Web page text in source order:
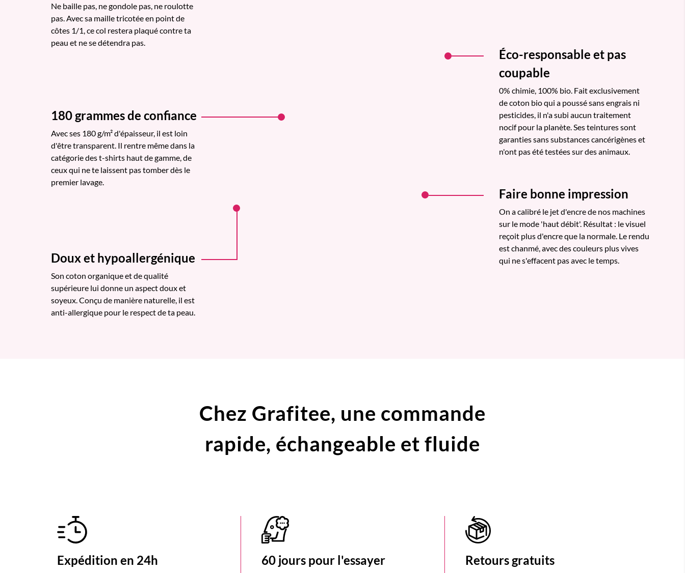
Ne baille pas, ne gondole pas, ne roulotte
pas. Avec sa maille tricotée en point de
côtes 1/1, ce col restera plaqué contre ta
peau et ne se détendra pas.
Éco-responsable et pas
coupable
0% chimie, 100% bio. Fait exclusivement
de coton bio qui a poussé sans engrais ni
pesticides, il n'a subi aucun traitement
nocif pour la planète. Ses teintures sont
garanties sans substances cancérigènes et
n'ont pas été testées sur des animaux.
180 grammes de confiance
Avec ses 180 g/m² d'épaisseur, il est loin
d'être transparent. Il rentre même dans la
catégorie des t-shirts haut de gamme, de
ceux qui ne te laissent pas tomber dès le
premier lavage.
Faire bonne impression
On a calibré le jet d'encre de nos machines
sur le mode 'haut débit'. Résultat : le visuel
reçoit plus d'encre que la normale. Le rendu
est chanmé, avec des couleurs plus vives
qui ne s'effacent pas avec le temps.
Doux et hypoallergénique
Son coton organique et de qualité
supérieure lui donne un aspect doux et
soyeux. Conçu de manière naturelle, il est
anti-allergique pour le respect de ta peau.
Chez Grafitee, une commande
rapide, échangeable et fluide
Expédition en 24h 60 jours pour l'essayer Retours gratuits